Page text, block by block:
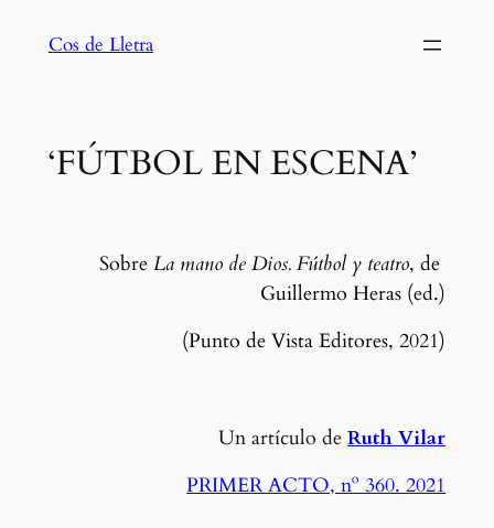
Cos de Lletra
‘FÚTBOL EN ESCENA’
Sobre La mano de Dios. Fútbol y teatro, de
Guillermo Heras (ed.)
(Punto de Vista Editores, 2021)
Un artículo deRuth Vilar
PRIMER ACTO, nº 360. 2021